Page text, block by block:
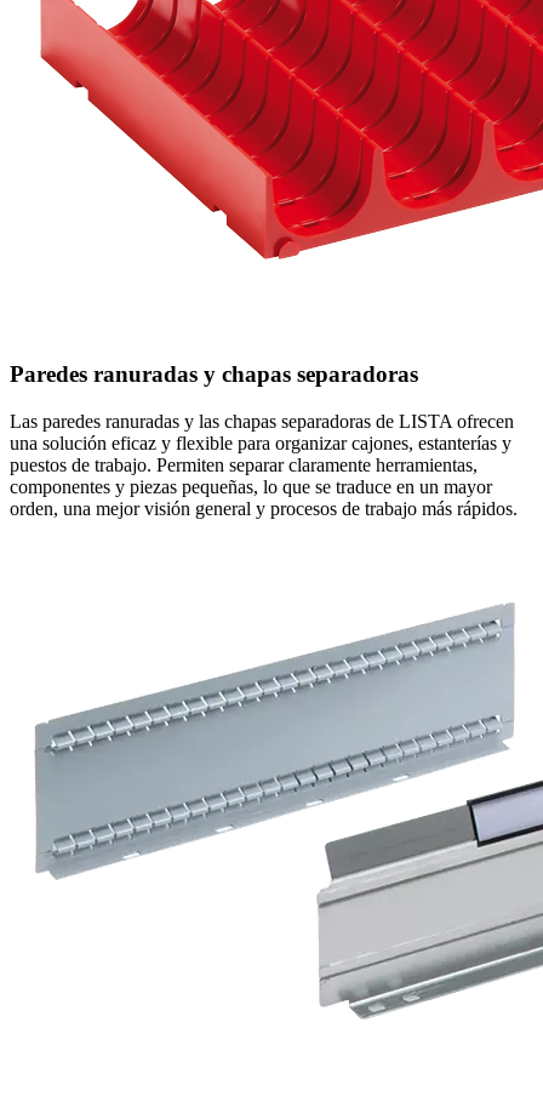
Paredes ranuradas y chapas separadoras
Las paredes ranuradas y las chapas separadoras de LISTA ofrecen
una solución eficaz y flexible para organizar cajones, estanterías y
puestos de trabajo. Permiten separar claramente herramientas,
componentes y piezas pequeñas, lo que se traduce en un mayor
orden, una mejor visión general y procesos de trabajo más rápidos.